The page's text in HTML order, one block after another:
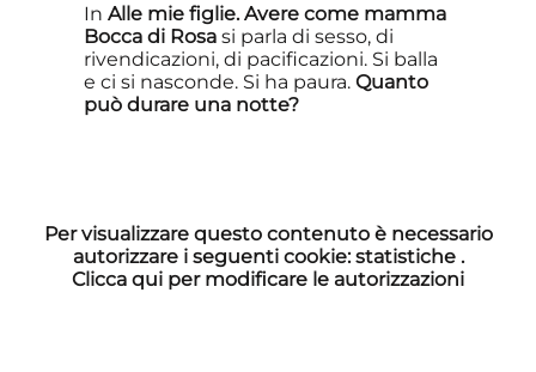
In Alle mie figlie. Avere come mamma
Bocca di Rosa si parla di sesso, di
rivendicazioni, di pacificazioni. Si balla
e ci si nasconde. Si ha paura. Quanto
può durare una notte?
Per visualizzare questo contenuto è necessario
autorizzare i seguenti cookie:statistiche.
Clicca qui per modificare le autorizzazioni